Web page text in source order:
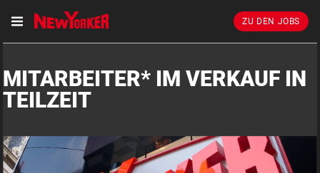
ZU DEN JOBS
MITARBEITER* IM VERKAUF IN
TEILZEIT